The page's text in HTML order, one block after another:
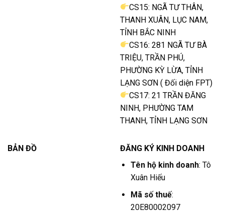
CS15: NGÃ TƯ THÂN,
THANH XUÂN, LỤC NAM,
TỈNH BẮC NINH
CS16: 281 NGÃ TƯ BÀ
TRIỆU, TRẦN PHÚ,
PHƯỜNG KỲ LỪA, TỈNH
LẠNG SƠN ( Đối diện FPT)
CS17: 21 TRẦN ĐĂNG
NINH, PHƯỜNG TAM
THANH, TỈNH LẠNG SƠN
BẢN ĐỒ
ĐĂNG KÝ KINH DOANH
Tên hộ kinh doanh: Tô
Xuân Hiếu
Mã số thuế:
20E80002097